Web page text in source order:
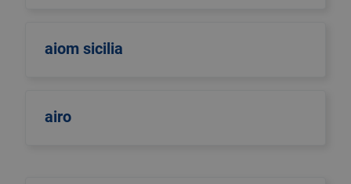
aiom sicilia
airo